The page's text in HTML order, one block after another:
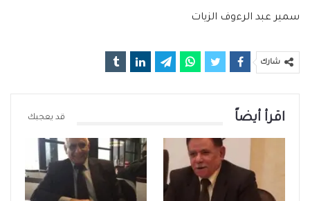
سمير عبد الرءوف الزيات
شارك
اقرأ أيضاً قد يعجبك